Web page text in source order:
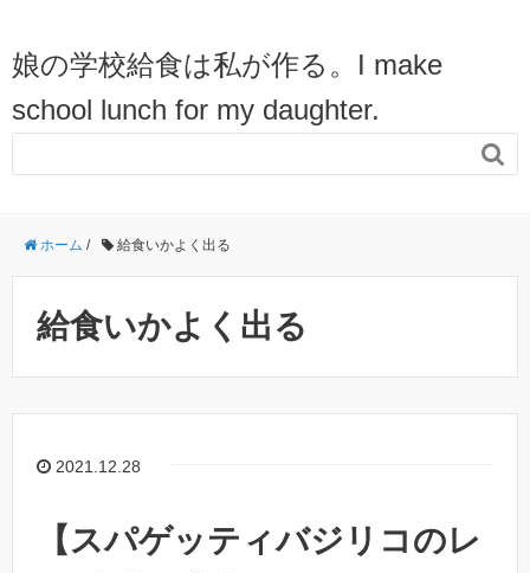
娘の学校給食は私が作る。I make
school lunch for my daughter.

ホーム / 給食いかよく出る
給食いかよく出る
2021.12.28
【スパゲッティバジリコのレ